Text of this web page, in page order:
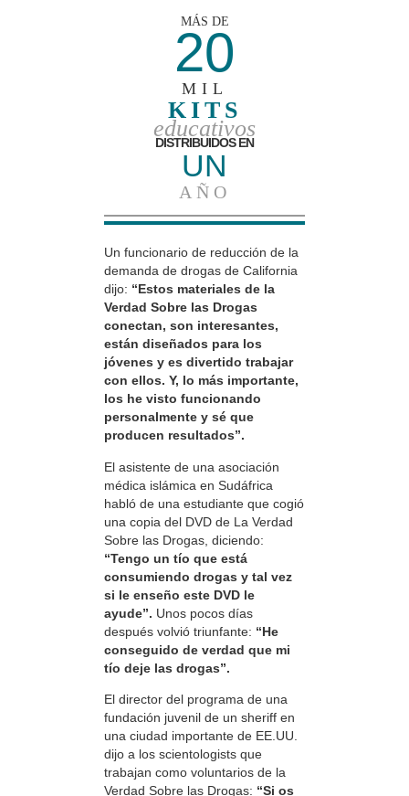
MÁS DE
20
MIL
KITS
educativos
DISTRIBUIDOS EN
UN
AÑO
Un funcionario de reducción de la
demanda de drogas de California
dijo: “Estos materiales de la
Verdad Sobre las Drogas
conectan, son interesantes,
están diseñados para los
jóvenes y es divertido trabajar
con ellos. Y, lo más importante,
los he visto funcionando
personalmente y sé que
producen resultados”.
El asistente de una asociación
médica islámica en Sudáfrica
habló de una estudiante que cogió
una copia del DVD de La Verdad
Sobre las Drogas, diciendo:
“Tengo un tío que está
consumiendo drogas y tal vez
si le enseño este DVD le
ayude”. Unos pocos días
después volvió triunfante: “He
conseguido de verdad que mi
tío deje las drogas”.
El director del programa de una
fundación juvenil de un sheriff en
una ciudad importante de EE.UU.
dijo a los scientologists que
trabajan como voluntarios de la
Verdad Sobre las Drogas: “Si os